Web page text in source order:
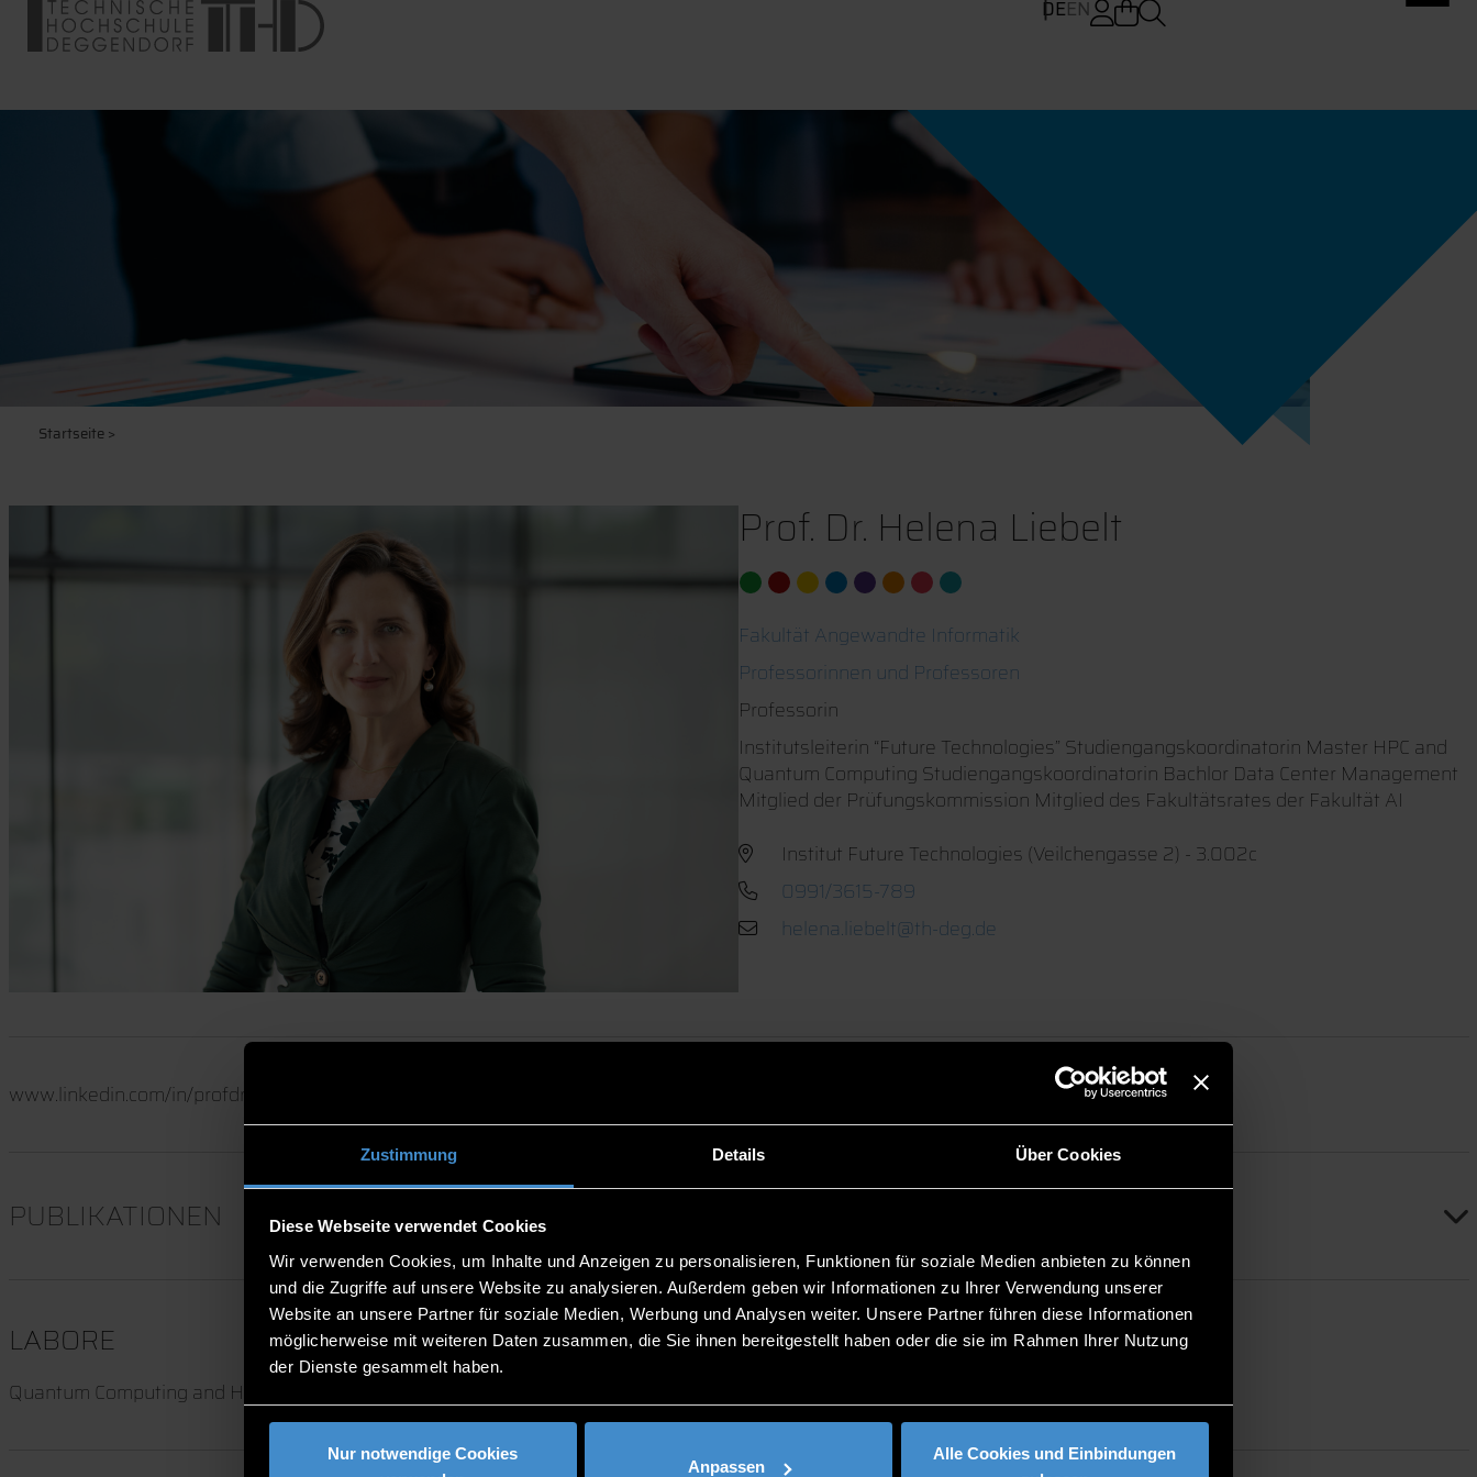
Zustimmung Details Über Cookies
Diese Webseite verwendet Cookies
Wir verwenden Cookies, um Inhalte und Anzeigen zu personalisieren, Funktionen für soziale Medien anbieten zu können
und die Zugriffe auf unsere Website zu analysieren. Außerdem geben wir Informationen zu Ihrer Verwendung unserer
Website an unsere Partner für soziale Medien, Werbung und Analysen weiter. Unsere Partner führen diese Informationen
möglicherweise mit weiteren Daten zusammen, die Sie ihnen bereitgestellt haben oder die sie im Rahmen Ihrer Nutzung
der Dienste gesammelt haben.
Nur notwendige Cookies
Anpassen
Alle Cookies und Einbindungen
DEEN
Startseite>
Prof. Dr. Helena Liebelt
Fakultät Angewandte Informatik
Professorinnen und Professoren
Professorin
Institutsleiterin “Future Technologies” Studiengangskoordinatorin Master HPC and
Quantum Computing Studiengangskoordinatorin Bachlor Data Center Management
Mitglied der Prüfungskommission Mitglied des Fakultätsrates der Fakultät AI
Institut Future Technologies (Veilchengasse 2) - 3.002c
0991/3615-789
www.linkedin.com/in/profdrliebelt
PUBLIKATIONEN
LABORE
Quantum Computing and HPC Lab ITC2+ 1.17